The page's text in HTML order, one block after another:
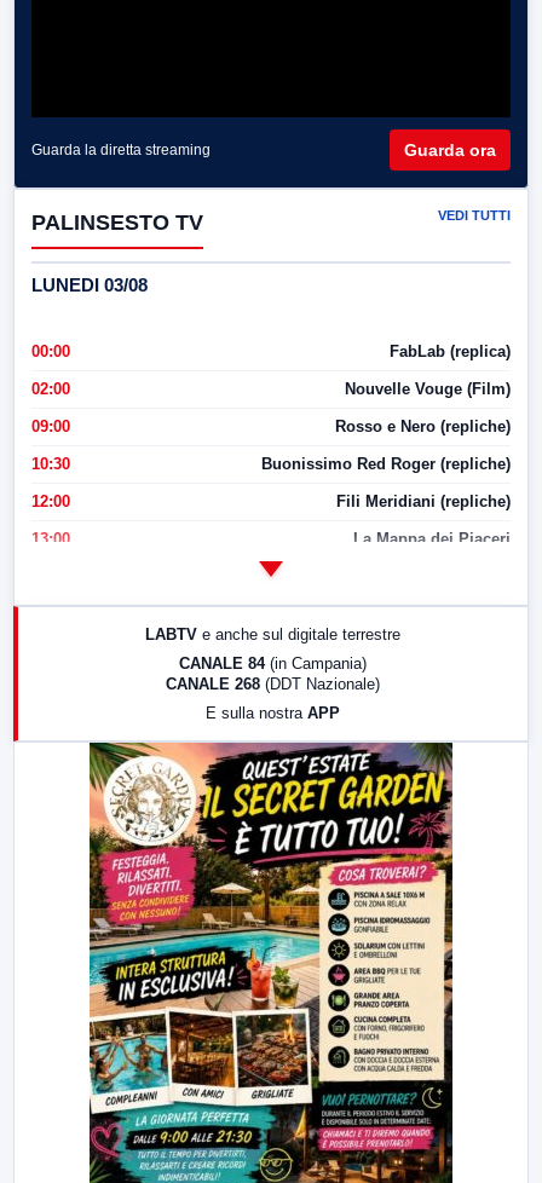
Guarda la diretta streaming Guarda ora
PALINSESTO TV VEDI TUTTI
LUNEDI 03/08
00:00 FabLab (replica)
02:00 Nouvelle Vouge (Film)
09:00 Rosso e Nero (repliche)
10:30 Buonissimo Red Roger (repliche)
12:00 Fili Meridiani (repliche)
13:00 La Mappa dei Piaceri
17:00 LabNews (replica)
LabNews (replica)
LABTV e anche sul digitale terrestre
CANALE 84 (in Campania)
CANALE 268 (DDT Nazionale)
E sulla nostra APP